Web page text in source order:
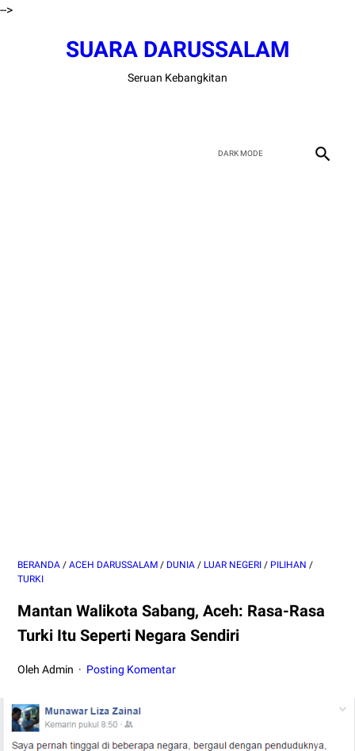
-->
SUARA DARUSSALAM
Seruan Kebangkitan
BERANDA / ACEH DARUSSALAM / DUNIA / LUAR NEGERI / PILIHAN /
TURKI
Mantan Walikota Sabang, Aceh: Rasa-Rasa
Turki Itu Seperti Negara Sendiri
Oleh Admin Posting Komentar